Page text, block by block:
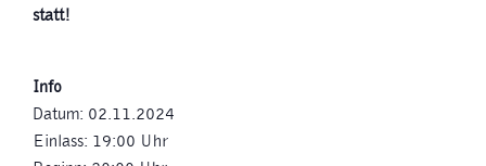
statt!
Info
Datum: 02.11.2024
Einlass: 19:00 Uhr